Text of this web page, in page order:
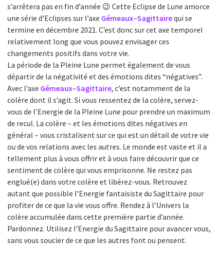
s’arrêtera pas en fin d’année 😉 Cette Eclipse de Lune amorce
une série d’Eclipses sur l’axe Gémeaux–Sagittairequi se
termine en décembre 2021. C’est donc sur cet axe temporel
relativement long que vous pouvez envisager ces
changements positifs dans votre vie.
La période de la Pleine Lune permet également de vous
départir de la négativité et des émotions dites “négatives”.
Avec l’axe Gémeaux–Sagittaire, c’est notamment de la
colère dont il s’agit. Si vous ressentez de la colère, servez-
vous de l’Energie de la Pleine Lune pour prendre un maximum
de recul. La colère – et les émotions dites négatives en
général – vous cristalisent sur ce qui est un détail de votre vie
ou de vos relations avec les autres. Le monde est vaste et il a
tellement plus à vous offrir et à vous faire découvrir que ce
sentiment de colère qui vous emprisonne. Ne restez pas
englué(e) dans votre colère et libérez-vous. Retrouvez
autant que possible l’Energie fantaisiste du Sagittaire pour
profiter de ce que la vie vous offre. Rendez à l’Univers la
colère accumulée dans cette première partie d’année.
Pardonnez. Utilisez l’Energie du Sagittaire pour avancer vous,
sans vous soucier de ce que les autres font ou pensent.